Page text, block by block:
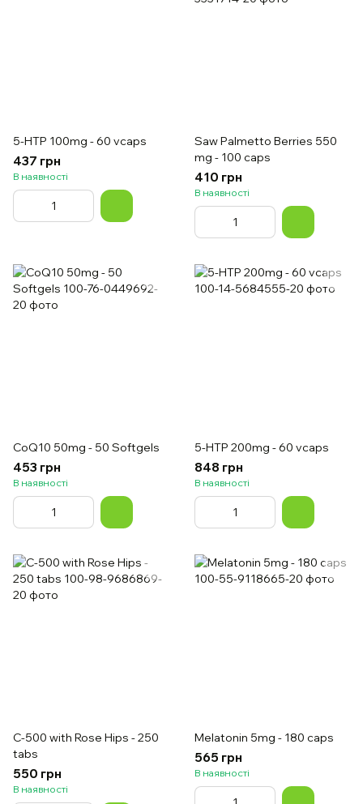
5-HTP 100mg - 60 vcaps
437 грн
В наявності
Saw Palmetto Berries 550
mg - 100 caps
410 грн
В наявності
CoQ10 50mg - 50 Softgels
453 грн
В наявності
5-HTP 200mg - 60 vcaps
848 грн
В наявності
C-500 with Rose Hips - 250
tabs
550 грн
В наявності
Melatonin 5mg - 180 caps
565 грн
В наявності